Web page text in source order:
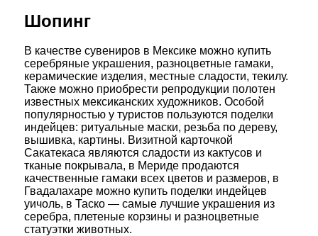
Шопинг
В качестве сувениров в Мексике можно купить
серебряные украшения, разноцветные гамаки,
керамические изделия, местные сладости, текилу.
Также можно приобрести репродукции полотен
известных мексиканских художников. Особой
популярностью у туристов пользуются поделки
индейцев: ритуальные маски, резьба по дереву,
вышивка, картины. Визитной карточкой
Сакатекаса являются сладости из кактусов и
тканые покрывала, в Мериде продаются
качественные гамаки всех цветов и размеров, в
Гвадалахаре можно купить поделки индейцев
уичоль, в Таско — самые лучшие украшения из
серебра, плетеные корзины и разноцветные
статуэтки животных.